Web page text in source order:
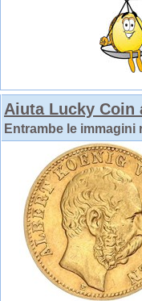
Aiuta Lucky Coin
Entrambe le